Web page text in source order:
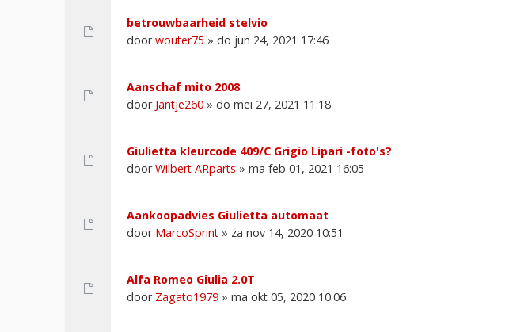
betrouwbaarheid stelvio
doorwouter75 » do jun 24, 2021 17:46
Aanschaf mito 2008
door Jantje260 » do mei 27, 2021 11:18
Giulietta kleurcode 409/C Grigio Lipari -foto's?
doorWilbert ARparts » ma feb 01, 2021 16:05
Aankoopadvies Giulietta automaat
door MarcoSprint » za nov 14, 2020 10:51
Alfa Romeo Giulia 2.0T
door Zagato1979 » ma okt 05, 2020 10:06